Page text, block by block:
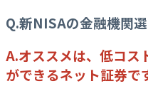
Q.新NISAの金融機関
A.オススメは、低コス
ができるネット証券で